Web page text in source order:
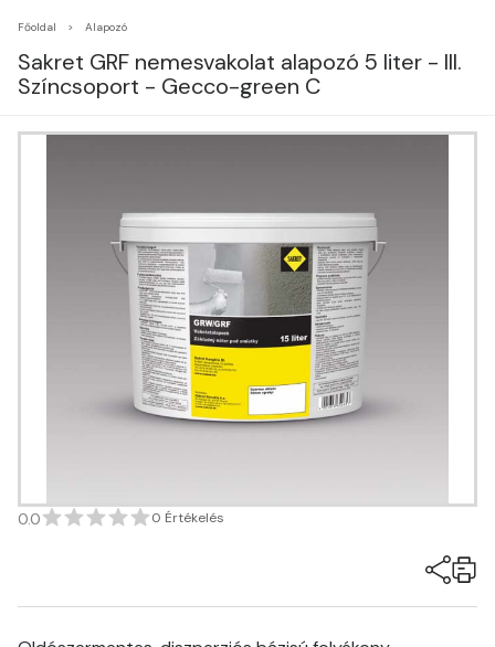
Főoldal Alapozó
Sakret GRF nemesvakolat alapozó 5 liter - III.
Színcsoport - Gecco-green C
0.0 0 Értékelés